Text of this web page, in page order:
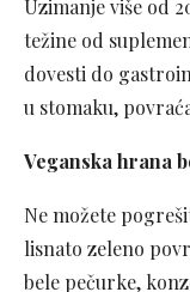
Uzimanje više od
težine od
dovesti do
u stomaku,
Veganska hrana
Ne možete
lisnato zeleno
bele pečurke,